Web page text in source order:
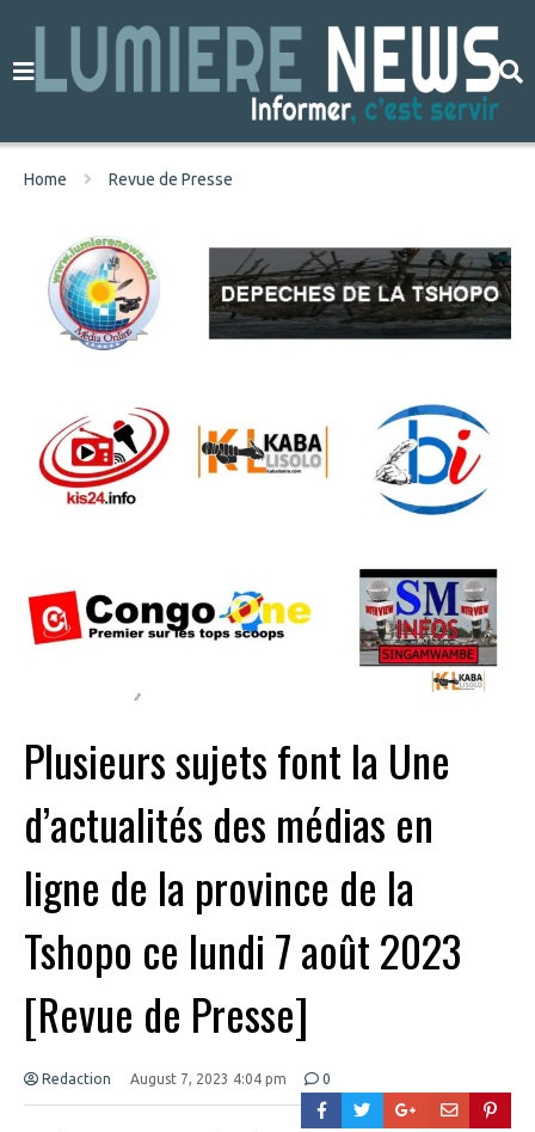
Home Revue de Presse
Plusieurs sujets font la Une
d’actualités des médias en
ligne de la province de la
Tshopo ce lundi 7 août 2023
[Revue de Presse]
Redaction August 7, 2023 4:04 pm 0